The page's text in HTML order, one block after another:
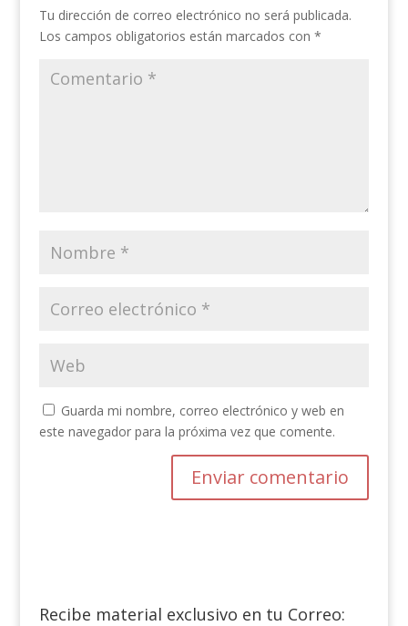
Tu dirección de correo electrónico no será publicada.
Los campos obligatorios están marcados con *
Guarda mi nombre, correo electrónico y web en
este navegador para la próxima vez que comente.
Recibe material exclusivo en tu Correo: